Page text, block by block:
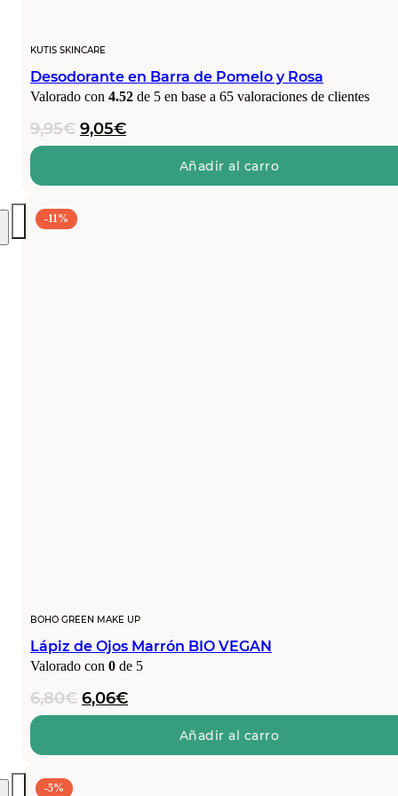
KUTIS SKINCARE
Desodorante en Barra de Pomelo y Rosa
Valorado con 4.52 de 5 en base a 65 valoraciones de clientes
9,95€ El
precio
era:
9,05€El
precio
es:
Añadir al carro
-11%
BOHO GREEN MAKE UP
Lápiz de Ojos Marrón BIO VEGAN
Valorado con 0 de 5
6,80€ El
precio
era:
6,06€El
precio
es:
Añadir al carro
-5%